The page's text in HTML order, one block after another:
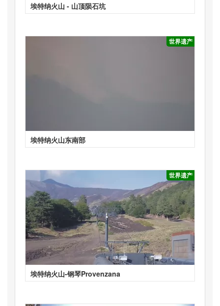
埃特纳火山 - 山顶陨石坑
世界遗产
埃特纳火山东南部
世界遗产
埃特纳火山-钢琴Provenzana